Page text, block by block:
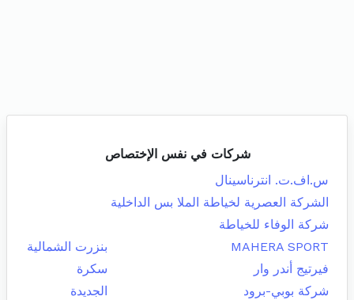
شركات في نفس الإختصاص
س.اف.ت. انترناسينال
الشركة العصرية لخياطة الملا بس الداخلية
شركة الوفاء للخياطة
MAHERA SPORT
بنزرت الشمالية
فيرتيج أندر وار
سكرة
شركة بوبي-برود
الجديدة